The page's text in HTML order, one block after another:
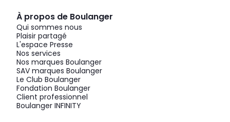
À propos de Boulanger
Qui sommes nous
Plaisir partagé
L'espace Presse
Nos services
Nos marques Boulanger
SAV marques Boulanger
Le Club Boulanger
Fondation Boulanger
Client professionnel
Boulanger INFINITY